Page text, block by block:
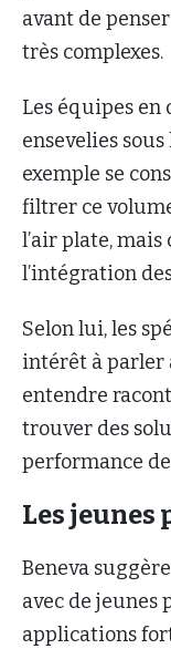
avant de
très complexes.
Les équipes en
ensevelies
exemple se
filtrer ce
l’air plate, mais
l’intégration
Selon lui, les
intérêt à parler
entendre
trouver des
performance
Les jeunes
Beneva
avec de jeunes
applications